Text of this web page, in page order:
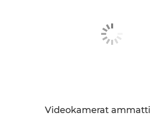
Videokamerat